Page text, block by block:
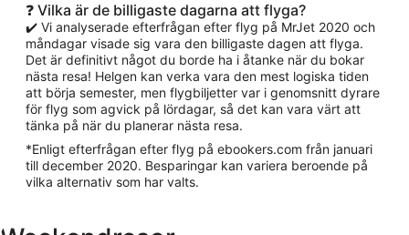
❓ Vilka är de billigaste dagarna att flyga?
✔️ Vi analyserade efterfrågan efter flyg på MrJet 2020 och
måndagar visade sig vara den billigaste dagen att flyga.
Det är definitivt något du borde ha i åtanke när du bokar
nästa resa! Helgen kan verka vara den mest logiska tiden
att börja semester, men flygbiljetter var i genomsnitt dyrare
för flyg som agvick på lördagar, så det kan vara värt att
tänka på när du planerar nästa resa.
*Enligt efterfrågan efter flyg på ebookers.com från januari
till december 2020. Besparingar kan variera beroende på
vilka alternativ som har valts.